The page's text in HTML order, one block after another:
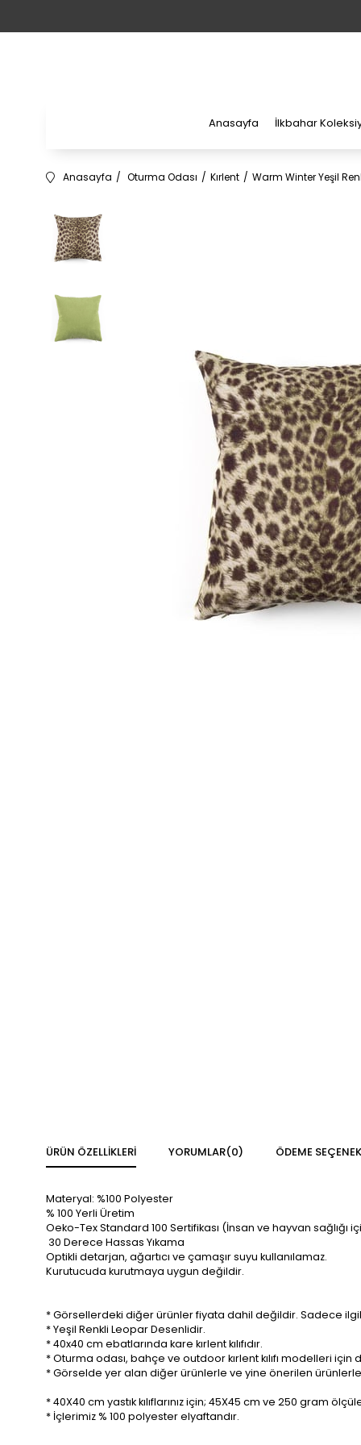
Anasayfa İlkbahar
Anasayfa Oturma Odası Kırlent Warm Winter Yeşil
ÜRÜN ÖZELLIKLERI YORUMLAR(0) ÖDEME
Materyal: %100 Polyester
% 100 Yerli Üretim
Oeko-Tex Standard 100 Sertifikası (İnsan ve hayvan sağlığı
30 Derece Hassas Yıkama
Optikli detarjan, ağartıcı ve çamaşır suyu kullanılamaz.
Kurutucuda kurutmaya uygun değildir.
* Görsellerdeki diğer ürünler fiyata dahil değildir. Sadece ilgili
* Yeşil Renkli Leopar Desenlidir.
* 40x40 cm ebatlarında kare kırlent kılıfıdır.
* Oturma odası, bahçe ve outdoor kırlent kılıfı modelleri
* Görselde yer alan diğer ürünlerle ve yine önerilen
* 40X40 cm yastık kılıflarınız için; 45X45 cm ve 250 gram
* İçlerimiz % 100 polyester elyaftandır.